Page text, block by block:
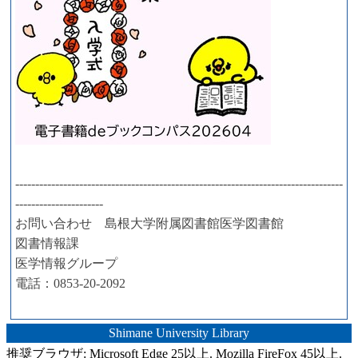
----------------------------------------------------------------------------------
----------------------
お問い合わせ 島根大学附属図書館医学図書館
図書情報課
医学情報グループ
電話：0853-20-2092
Shimane University Library
推奨ブラウザ: Microsoft Edge 25以上. Mozilla FireFox 45以上.